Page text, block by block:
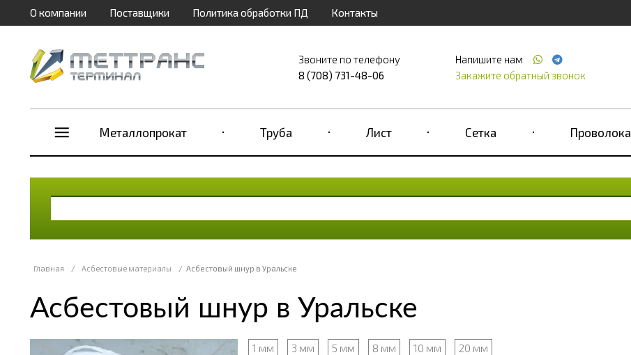
О компании Поставщики Политика обработки ПД Контакты
Звоните по телефону
8 (708) 731-48-06
Напишите нам
Закажите обратный звонок
Металлопрокат Труба Лист Сетка Проволока
Главная / Асбестовые материалы / Асбестовый шнур в Уральске
Асбестовый шнур в Уральске
1 мм 3 мм 5 мм 8 мм 10 мм 20 мм